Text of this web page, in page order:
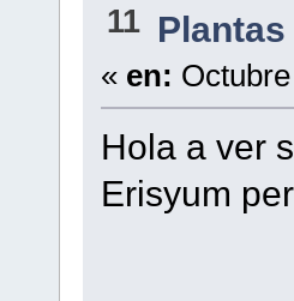
11
« en:
Hola a ver
Erisyum